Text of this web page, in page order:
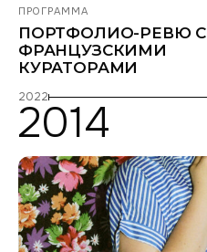
ПРОГРАММА
ПОРТФОЛИО-РЕВЮ С
ФРАНЦУЗСКИМИ
КУРАТОРАМИ
2022
2014